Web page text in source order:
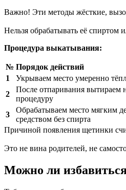
Важно! Эти методы жёсткие,
Нельзя обрабатывать её спиртом
Процедура выкатывания:
№ Порядок действий
1
Укрываем место умеренно
2
После отпаривания вытираем
процедуру
3
Обрабатываем место мягким
средством без спирта
Причиной появления щетинки
Это не вина родителей, не
Можно ли